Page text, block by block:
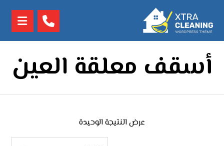
أسقف معلقة العين
عرض النتيجة الوحيدة